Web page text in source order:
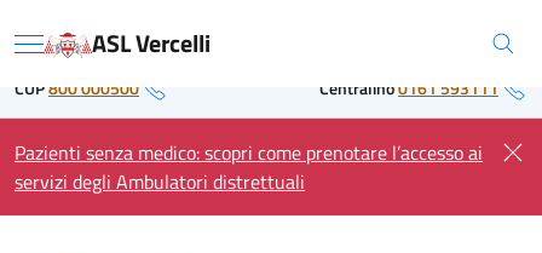
to Regione Piemonte
Menu ASL Vercelli
CUP800 000500 Centralino0161 593111
Pazienti senza medico: scopri come prenotare l’accesso ai
servizi degli Ambulatori distrettuali